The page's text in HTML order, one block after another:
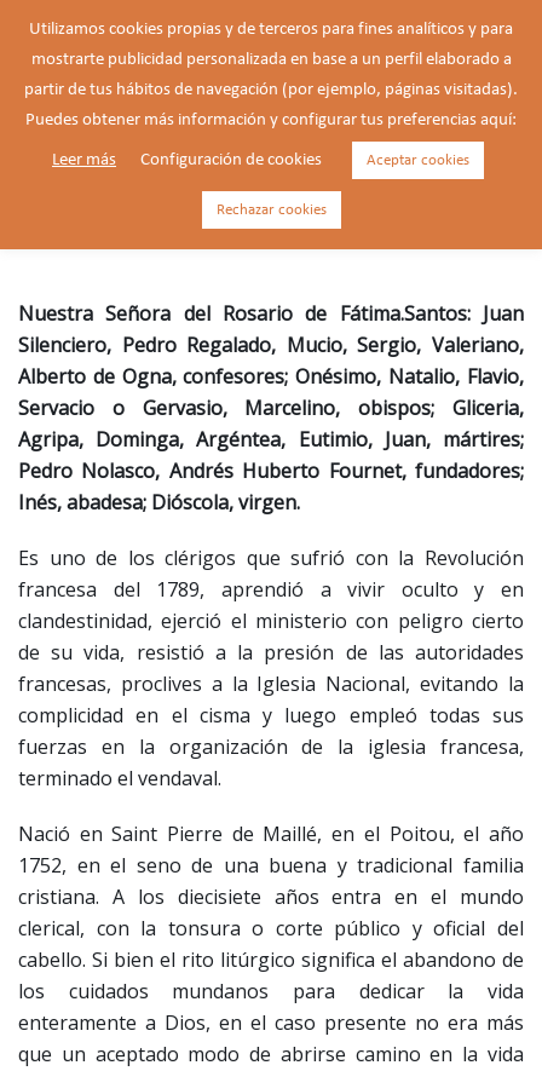
Andrés Huberto Fournet,
fundador (1752-1834)
Nuestra Señora del Rosario de Fátima.Santos: Juan
Silenciero, Pedro Regalado, Mucio, Sergio, Valeriano,
Alberto de Ogna, confesores; Onésimo, Natalio, Flavio,
Servacio o Gervasio, Marcelino, obispos; Gliceria,
Agripa, Dominga, Argéntea, Eutimio, Juan, mártires;
Pedro Nolasco, Andrés Huberto Fournet, fundadores;
Inés, abadesa; Dióscola, virgen.
Es uno de los clérigos que sufrió con la Revolución
francesa del 1789, aprendió a vivir oculto y en
clandestinidad, ejerció el ministerio con peligro cierto
de su vida, resistió a la presión de las autoridades
francesas, proclives a la Iglesia Nacional, evitando la
complicidad en el cisma y luego empleó todas sus
fuerzas en la organización de la iglesia francesa,
terminado el vendaval.
Nació en Saint Pierre de Maillé, en el Poitou, el año
1752, en el seno de una buena y tradicional familia
cristiana. A los diecisiete años entra en el mundo
clerical, con la tonsura o corte público y oficial del
cabello. Si bien el rito litúrgico significa el abandono de
los cuidados mundanos para dedicar la vida
enteramente a Dios, en el caso presente no era más
que un aceptado modo de abrirse camino en la vida
Utilizamos cookies propias y de terceros para fines analíticos y para
mostrarte publicidad personalizada en base a un perfil elaborado a
partir de tus hábitos de navegación (por ejemplo, páginas visitadas).
Puedes obtener más información y configurar tus preferencias aquí:
Leer más Configuración de cookies Aceptar cookies
Rechazar cookies